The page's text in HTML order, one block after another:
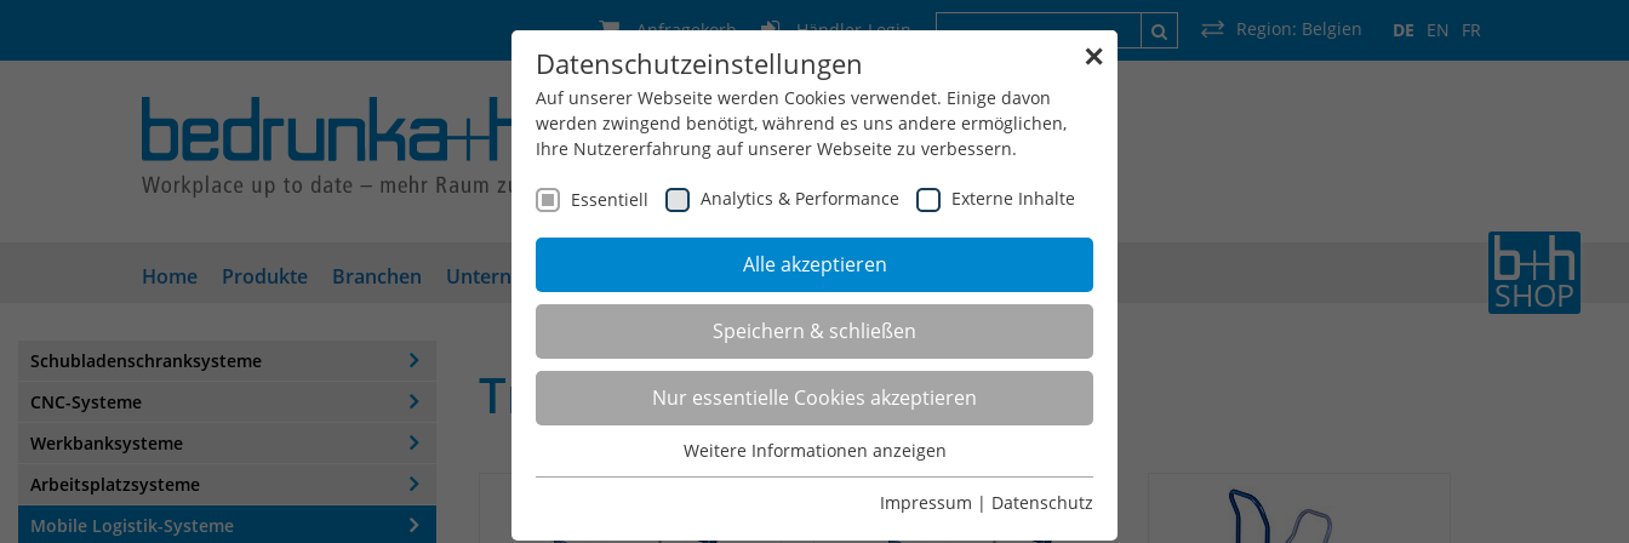
DE EN FR
Region: Belgien
Händler-Login
Anfragekorb
Schweiz
Home Produkte Branchen Unternehmen Konfiguration Shop SHOP
Schubladenschranksysteme
CNC-Systeme
Werkbanksysteme
Arbeitsplatzsysteme
Mobile Logistik-Systeme
Transportwagen
✕
Datenschutzeinstellungen
Auf unserer Webseite werden Cookies verwendet. Einige davon
werden zwingend benötigt, während es uns andere ermöglichen,
Ihre Nutzererfahrung auf unserer Webseite zu verbessern.
Essentiell Analytics & Performance Externe Inhalte
Alle akzeptieren
Speichern & schließen
Nur essentielle Cookies akzeptieren
Essentielle Cookies werden für grundlegende Funktionen der
Weitere Informationen anzeigen
Impressum | Datenschutz